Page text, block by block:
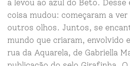
a levou ao azul do Beto.
coisa mudou: começaram a
outros olhos. Juntos, se
mundo que criaram, envolvido
rua da Aquarela, de Gabriella